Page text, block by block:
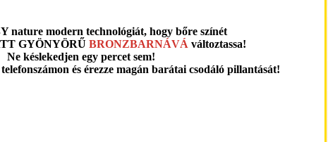
nature modern technológiát, hogy bőre színét
GYÖNYÖRŰ BRONZBARNÁVÁ változtassa!
Ne késlekedjen egy percet sem!
és érezze magán barátai csodáló pillantását!